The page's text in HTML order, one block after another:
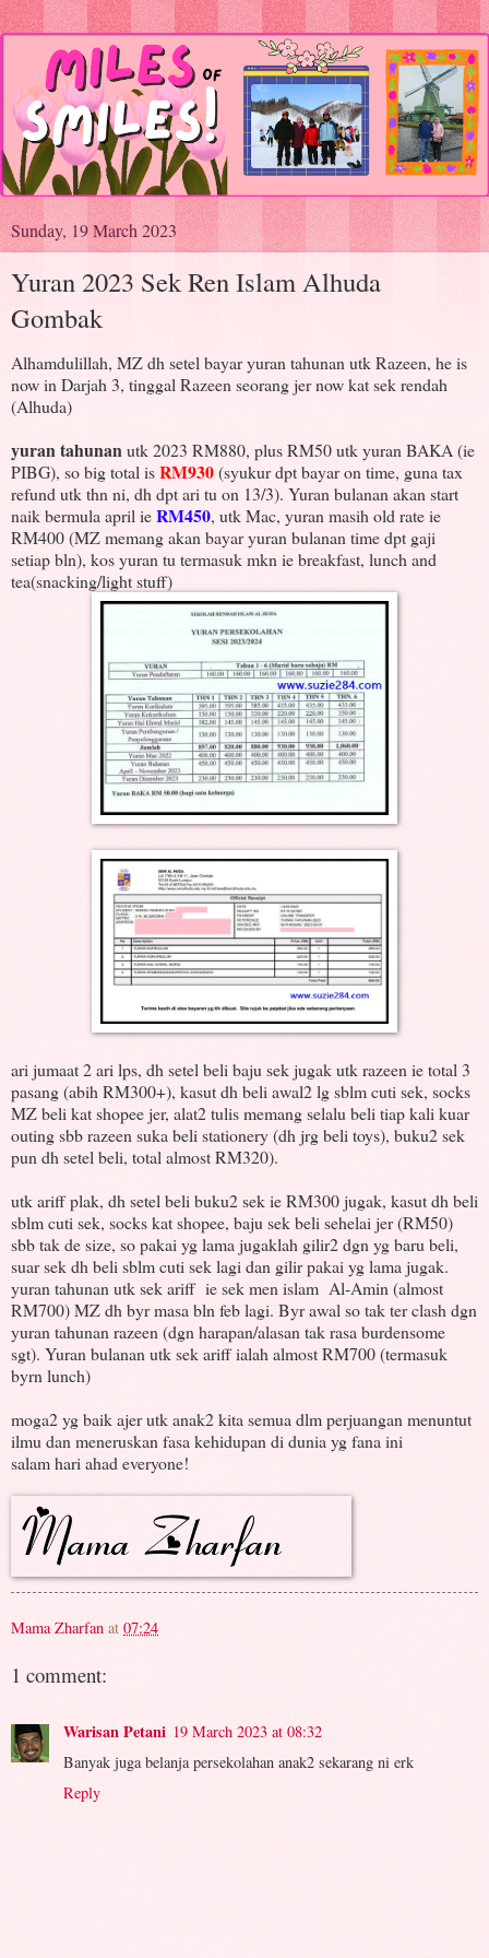
Sunday, 19 March 2023
Yuran 2023 Sek Ren Islam Alhuda
Gombak
Alhamdulillah, MZ dh setel bayar yuran tahunan utk Razeen, he is
now in Darjah 3, tinggal Razeen seorang jer now kat sek rendah
(Alhuda)
yuran tahunanutk 2023 RM880, plus RM50 utk yuran BAKA (ie
PIBG), so big total isRM930(syukur dpt bayar on time, guna tax
refund utk thn ni, dh dpt ari tu on 13/3). Yuran bulanan akan start
naik bermula april ieRM450, utk Mac, yuran masih old rate ie
RM400 (MZ memang akan bayar yuran bulanan time dpt gaji
setiap bln), kos yuran tu termasuk mkn ie breakfast, lunch and
tea(snacking/light stuff)
ari jumaat 2 ari lps, dh setel beli baju sek jugak utk razeen ie total 3
pasang (abih RM300+), kasut dh beli awal2 lg sblm cuti sek, socks
MZ beli kat shopee jer, alat2 tulis memang selalu beli tiap kali kuar
outing sbb razeen suka beli stationery (dh jrg beli toys), buku2 sek
pun dh setel beli, total almost RM320).
utk ariff plak, dh setel beli buku2 sek ie RM300 jugak, kasut dh beli
sblm cuti sek, socks kat shopee, baju sek beli sehelai jer (RM50)
sbb tak de size, so pakai yg lama jugaklah gilir2 dgn yg baru beli,
suar sek dh beli sblm cuti sek lagi dan gilir pakai yg lama jugak.
yuran tahunan utk sek ariff ie sek men islam Al-Amin (almost
RM700) MZ dh byr masa bln feb lagi. Byr awal so tak ter clash dgn
yuran tahunan razeen (dgn harapan/alasan tak rasa burdensome
sgt). Yuran bulanan utk sek ariff ialah almost RM700 (termasuk
byrn lunch)
moga2 yg baik ajer utk anak2 kita semua dlm perjuangan menuntut
ilmu dan meneruskan fasa kehidupan di dunia yg fana ini
salam hari ahad everyone!
Mama Zharfan at 07:24
1 comment:
Warisan Petani 19 March 2023 at 08:32
Banyak juga belanja persekolahan anak2 sekarang ni erk
Reply